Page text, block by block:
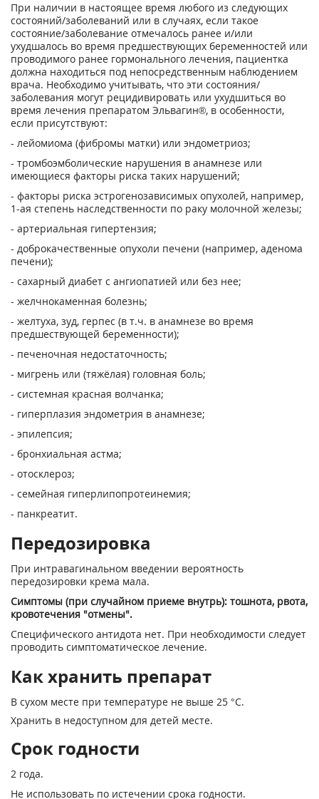
При наличии в настоящее время любого из следующих
состояний/заболеваний или в слу­чаях, если такое
состояние/заболевание отмечалось ранее и/или
ухудшалось во время предшествующих беременностей или
проводимого ранее гормонального лечения, паци­ентка
должна находиться под непосредственным наблюдением
врача. Необходимо учиты­вать, что эти состояния/
заболевания могут рецидивировать или ухудшиться во
время ле­чения препаратом Эльвагин®, в особенности,
если присутствуют:
- лейомиома (фибромы матки) или эндометриоз;
- тромбоэмболические нарушения в анамнезе или
имеющиеся факторы риска таких на­рушений;
- факторы риска эстрогенозависимых опухолей, например,
1-ая степень наследственно­сти по раку молочной железы;
- артериальная гипертензия;
- доброкачественные опухоли печени (например, аденома
печени);
- сахарный диабет с ангиопатией или без нее;
- желчнокаменная болезнь;
- желтуха, зуд, герпес (в т.ч. в анамнезе во время
предшествующей беременности);
- печеночная недостаточность;
- мигрень или (тяжёлая) головная боль;
- системная красная волчанка;
- гиперплазия эндометрия в анамнезе;
- эпилепсия;
- бронхиальная астма;
- отосклероз;
- семейная гиперлипопротеинемия;
- панкреатит.
Передозировка
При интравагинальном введении вероятность
передозировки крема мала.
Симптомы (при случайном приеме внутрь): тошнота, рвота,
кровотечения "отмены".
Специфического антидота нет. При необходимости следует
проводить симптоматическое лечение.
Как хранить препарат
В сухом месте при температуре не выше 25 °С.
Хранить в недоступном для детей месте.
Срок годности
2 года.
Не использовать по истечении срока годности.